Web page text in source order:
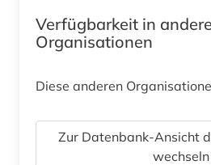
Verfügbarkeit in
Organisationen
Diese anderen
Zur Datenbank-Ansicht
wechseln